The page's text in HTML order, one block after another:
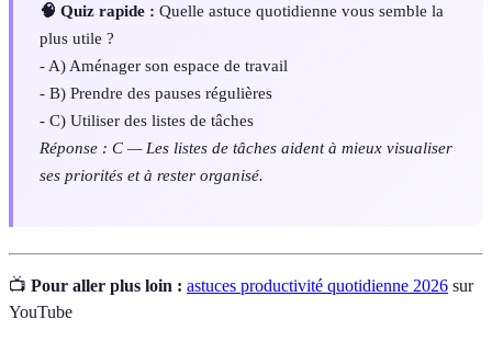
🧠 Quiz rapide : Quelle astuce quotidienne vous semble la
plus utile ?
- A) Aménager son espace de travail
- B) Prendre des pauses régulières
- C) Utiliser des listes de tâches
Réponse : C — Les listes de tâches aident à mieux visualiser
ses priorités et à rester organisé.
📺 Pour aller plus loin : astuces productivité quotidienne 2026 sur
YouTube